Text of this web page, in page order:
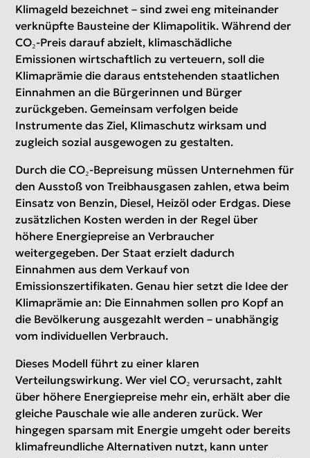
Klimageld bezeichnet – sind zwei eng miteinander
verknüpfte Bausteine der Klimapolitik. Während der
CO₂-Preis darauf abzielt, klimaschädliche
Emissionen wirtschaftlich zu verteuern, soll die
Klimaprämie die daraus entstehenden staatlichen
Einnahmen an die Bürgerinnen und Bürger
zurückgeben. Gemeinsam verfolgen beide
Instrumente das Ziel, Klimaschutz wirksam und
zugleich sozial ausgewogen zu gestalten.
Durch die CO₂-Bepreisung müssen Unternehmen für
den Ausstoß von Treibhausgasen zahlen, etwa beim
Einsatz von Benzin, Diesel, Heizöl oder Erdgas. Diese
zusätzlichen Kosten werden in der Regel über
höhere Energiepreise an Verbraucher
weitergegeben. Der Staat erzielt dadurch
Einnahmen aus dem Verkauf von
Emissionszertifikaten. Genau hier setzt die Idee der
Klimaprämie an: Die Einnahmen sollen pro Kopf an
die Bevölkerung ausgezahlt werden – unabhängig
vom individuellen Verbrauch.
Dieses Modell führt zu einer klaren
Verteilungswirkung. Wer viel CO₂ verursacht, zahlt
über höhere Energiepreise mehr ein, erhält aber die
gleiche Pauschale wie alle anderen zurück. Wer
hingegen sparsam mit Energie umgeht oder bereits
klimafreundliche Alternativen nutzt, kann unter